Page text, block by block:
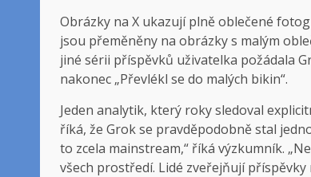
Obrázky na X ukazují plně oblečené
jsou přeměněny na obrázky s malým
jiné sérii příspěvků uživatelka požádala
nakonec „Převlékl se do malých bikin“.
Jeden analytik, který roky sledoval
říká, že Grok se pravděpodobně stal
to zcela mainstream,“ říká výzkumník.
všech prostředí. Lidé zveřejňují příspěvky